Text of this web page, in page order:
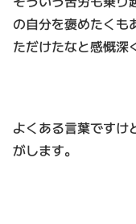
の自分を褒めたくも
ただけたなと感慨深
よくある言葉ですけ
がします。